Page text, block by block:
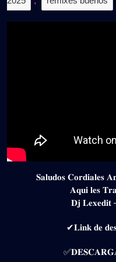
𝐒𝐚𝐥𝐮𝐝𝐨𝐬 𝐂𝐨𝐫𝐝𝐢𝐚𝐥𝐞𝐬
𝐀𝐪𝐮𝐢 𝐥𝐞𝐬
𝐃𝐣 𝐋𝐞𝐱𝐞𝐝𝐢𝐭
✔𝐋𝐢𝐧𝐤 𝐝𝐞